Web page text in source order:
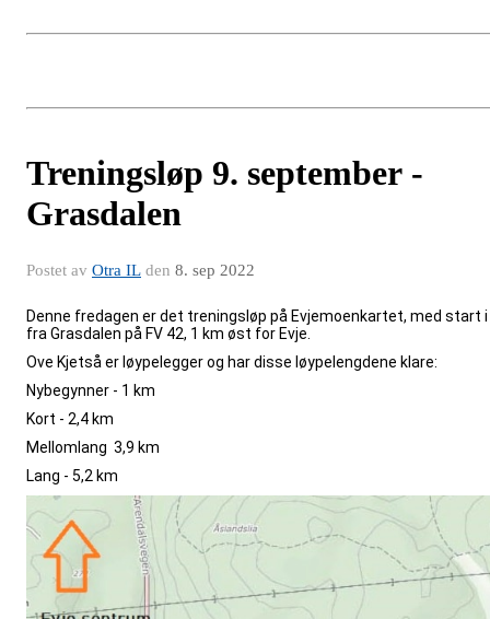
Treningsløp 9. september -
Grasdalen
Postet av Otra IL den 8. sep 2022
Denne fredagen er det treningsløp på Evjemoenkartet, med start i
fra Grasdalen på FV 42, 1 km øst for Evje.
Ove Kjetså er løypelegger og har disse løypelengdene klare:
Nybegynner - 1 km
Kort - 2,4 km
Mellomlang 3,9 km
Lang - 5,2 km